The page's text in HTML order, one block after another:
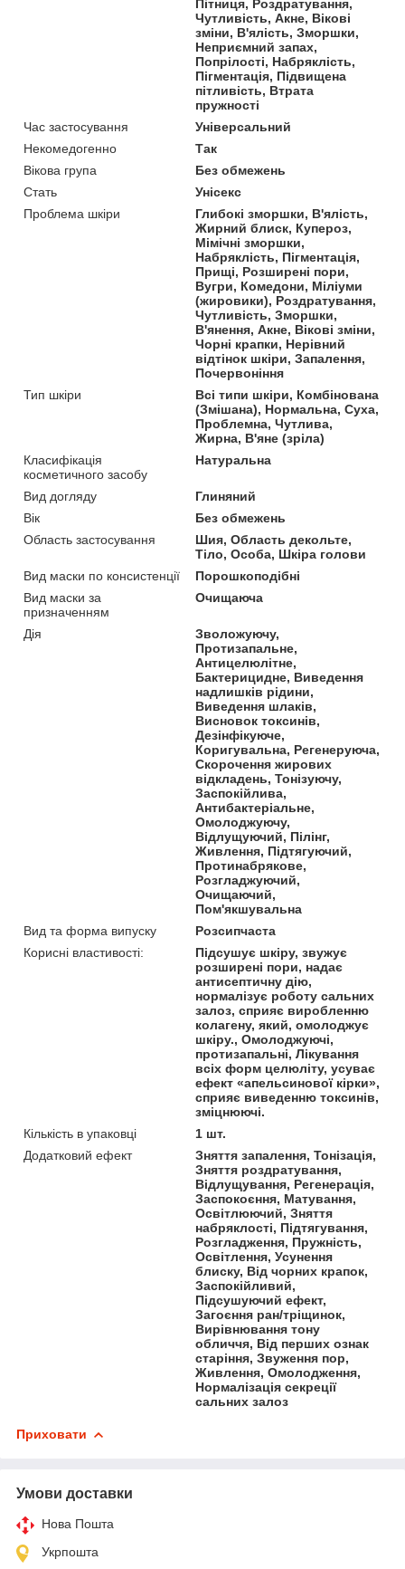
Пітниця, Роздратування,
Чутливість, Акне, Вікові
зміни, В'ялість, Зморшки,
Неприємний запах,
Попрілості, Набряклість,
Пігментація, Підвищена
пітливість, Втрата
пружності
Час застосування
Універсальний
Некомедогенно
Так
Вікова група
Без обмежень
Стать
Унісекс
Проблема шкіри
Глибокі зморшки, В'ялість,
Жирний блиск, Купероз,
Мімічні зморшки,
Набряклість, Пігментація,
Прищі, Розширені пори,
Вугри, Комедони, Міліуми
(жировики), Роздратування,
Чутливість, Зморшки,
В'янення, Акне, Вікові зміни,
Чорні крапки, Нерівний
відтінок шкіри, Запалення,
Почервоніння
Тип шкіри
Всі типи шкіри, Комбінована
(Змішана), Нормальна, Суха,
Проблемна, Чутлива,
Жирна, В'яне (зріла)
Класифікація
косметичного засобу
Натуральна
Вид догляду
Глиняний
Вік
Без обмежень
Область застосування
Шия, Область декольте,
Тіло, Особа, Шкіра голови
Вид маски по консистенції
Порошкоподібні
Вид маски за
призначенням
Очищаюча
Дія
Зволожуючу,
Протизапальне,
Антицелюлітне,
Бактерицидне, Виведення
надлишків рідини,
Виведення шлаків,
Висновок токсинів,
Дезінфікуюче,
Коригувальна, Регенеруюча,
Скорочення жирових
відкладень, Тонізуючу,
Заспокійлива,
Антибактеріальне,
Омолоджуючу,
Відлущуючий, Пілінг,
Живлення, Підтягуючий,
Протинабрякове,
Розгладжуючий,
Очищаючий,
Пом'якшувальна
Вид та форма випуску
Розсипчаста
Корисні властивості:
Підсушує шкіру, звужує
розширені пори, надає
антисептичну дію,
нормалізує роботу сальних
залоз, сприяє виробленню
колагену, який, омолоджує
шкіру., Омолоджуючі,
протизапальні, Лікування
всіх форм целюліту, усуває
ефект «апельсинової кірки»,
сприяє виведенню токсинів,
зміцнюючі.
Кількість в упаковці
1 шт.
Додатковий ефект
Зняття запалення, Тонізація,
Зняття роздратування,
Відлущування, Регенерація,
Заспокоєння, Матування,
Освітлюючий, Зняття
набряклості, Підтягування,
Розгладження, Пружність,
Освітлення, Усунення
блиску, Від чорних крапок,
Заспокійливий,
Підсушуючий ефект,
Загоєння ран/тріщинок,
Вирівнювання тону
обличчя, Від перших ознак
старіння, Звуження пор,
Живлення, Омолодження,
Нормалізація секреції
сальних залоз
Приховати
Умови доставки
Нова Пошта
Укрпошта